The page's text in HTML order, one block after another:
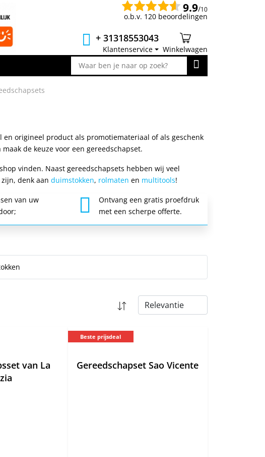
9.9/10
o.b.v. 120 beoordelingen
+ 31318553043
Klantenservice
Winkelwagen
en origineel product als promotiemateriaal of als geschenk
de keuze voor een gereedschapset.
vinden. Naast gereedschapsets hebben wij veel
zijn, denk aanduimstokken, rolmaten en multitools!
van uw
Ontvang een gratis proefdruk
met een scherpe offerte.
van La
Beste prijsdeal
Gereedschapset Sao Vicente